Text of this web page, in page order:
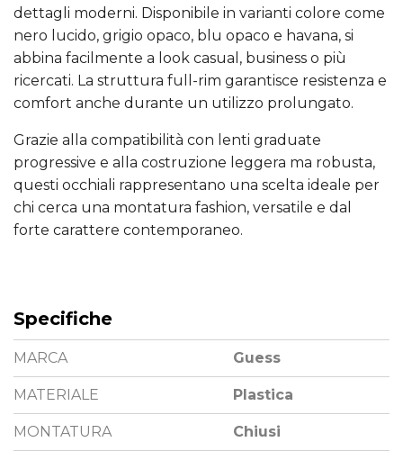
dettagli moderni. Disponibile in varianti colore come
nero lucido, grigio opaco, blu opaco e havana, si
abbina facilmente a look casual, business o più
ricercati. La struttura full-rim garantisce resistenza e
comfort anche durante un utilizzo prolungato.
Grazie alla compatibilità con lenti graduate
progressive e alla costruzione leggera ma robusta,
questi occhiali rappresentano una scelta ideale per
chi cerca una montatura fashion, versatile e dal
forte carattere contemporaneo.
Specifiche
MARCA Guess
MATERIALE Plastica
MONTATURA Chiusi